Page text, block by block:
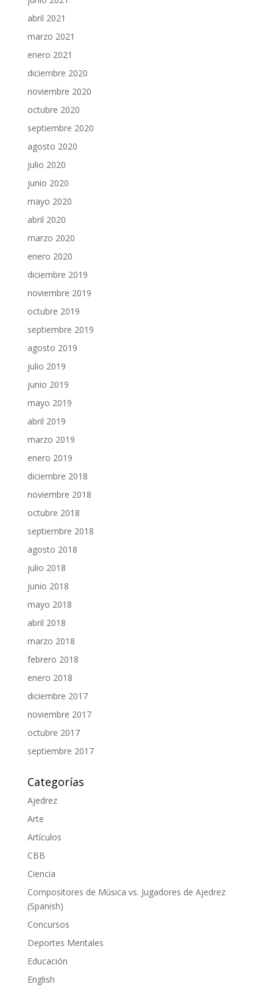
abril 2021
marzo 2021
enero 2021
diciembre 2020
noviembre 2020
octubre 2020
septiembre 2020
agosto 2020
julio 2020
junio 2020
mayo 2020
abril 2020
marzo 2020
enero 2020
diciembre 2019
noviembre 2019
octubre 2019
septiembre 2019
agosto 2019
julio 2019
junio 2019
mayo 2019
abril 2019
marzo 2019
enero 2019
diciembre 2018
noviembre 2018
octubre 2018
septiembre 2018
agosto 2018
julio 2018
junio 2018
mayo 2018
abril 2018
marzo 2018
febrero 2018
enero 2018
diciembre 2017
noviembre 2017
octubre 2017
septiembre 2017
Categorías
Ajedrez
Arte
Artículos
CBB
Ciencia
Compositores de Música vs. Jugadores de Ajedrez
(Spanish)
Concursos
Deportes Mentales
Educación
English